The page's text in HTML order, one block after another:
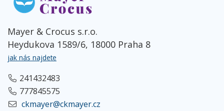
Mayer & Crocus s.r.o.
Heydukova 1589/6, 18000 Praha 8
jak nás najdete
241432483
777845575
ckmayer@ckmayer.cz